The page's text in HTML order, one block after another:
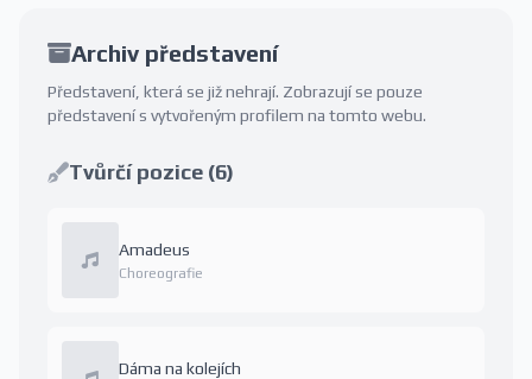
Archiv představení
Představení, která se již nehrají. Zobrazují se pouze
představení s vytvořeným profilem na tomto webu.
Tvůrčí pozice (6)
Amadeus
Choreografie
Dáma na kolejích